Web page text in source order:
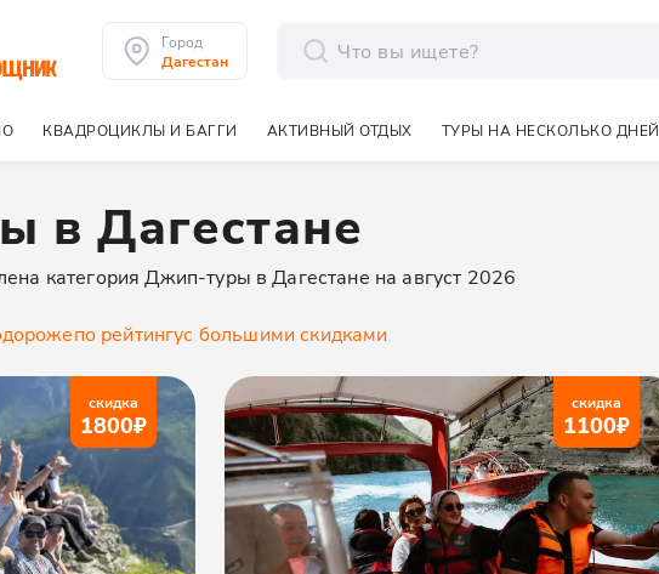
Город
Дагестан
КВАДРОЦИКЛЫ И БАГГИ АКТИВНЫЙ ОТДЫХ ТУРЫ НА НЕСКОЛЬКО ДНЕЙ
в Дагестане
категория Джип-туры в Дагестане на август 2026
по рейтингус большими скидками
скидка
1800₽
скидка
1100₽